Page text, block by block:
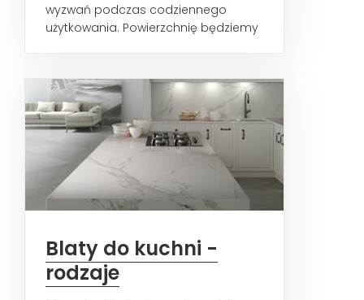
wyzwań podczas codziennego
użytkowania. Powierzchnię będziemy
Blaty do kuchni -
rodzaje